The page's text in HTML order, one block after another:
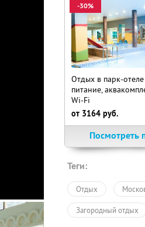
-30%
Отдых в парк-
питание,
Wi-Fi
от 3164 руб.
Посмотреть
Теги:
Отдых
Загородный отдых